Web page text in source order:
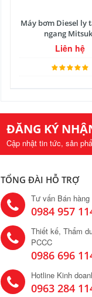
Máy bơm Diesel ly
ngang
Liên hệ
ĐĂNG KÝ
Cập nhật tin tức, sản
TỔNG ĐÀI HỖ TRỢ
Tư vấn Bán hàng
0984 957
Thiết kế, Thẩm
PCCC
0986 696
Hotline Kinh
0963 284